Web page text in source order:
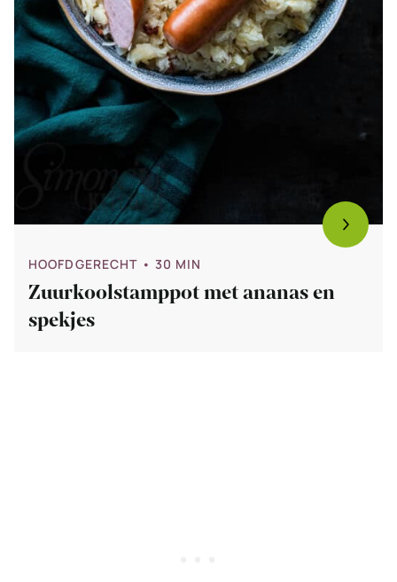
HOOFDGERECHT • 30 MIN
Zuurkoolstamppot met ananas en
spekjes